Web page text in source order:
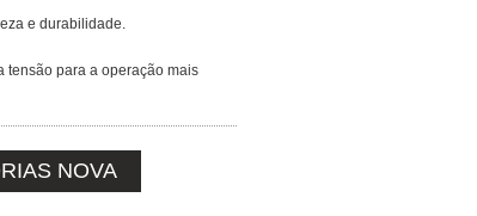
e durabilidade.
tensão para a operação mais
NOVA